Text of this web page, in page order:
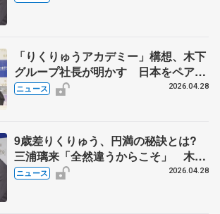
「りくりゅうアカデミー」構想、木下
グループ社長が明かす 日本をペア大
国へ、新たな一歩
ニュース 2026.04.28
9歳差りくりゅう、円満の秘訣とは?
三浦璃来「全然違うからこそ」 木原
龍一「近くで…」 引退会見で“信
ニュース 2026.04.28